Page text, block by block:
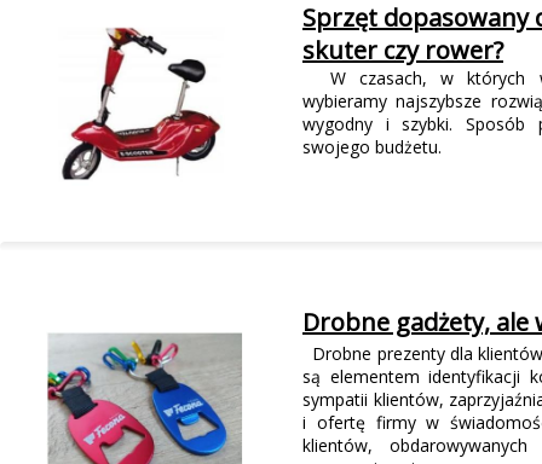
Sprzęt dopasowany
skuter czy rower?
W czasach, w których
wybieramy najszybsze
wygodny i szybki. Sposób
swojego budżetu.
Drobne gadżety,
Drobne prezenty dla
są elementem identyfikacji
sympatii klientów,
i ofertę firmy w
klientów,